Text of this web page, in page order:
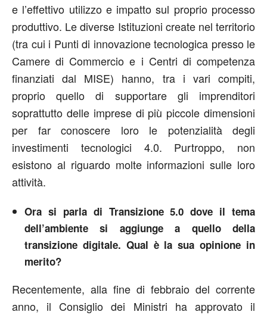
e l’effettivo utilizzo e impatto sul proprio processo
produttivo. Le diverse Istituzioni create nel territorio
(tra cui i Punti di innovazione tecnologica presso le
Camere di Commercio e i Centri di competenza
finanziati dal MISE) hanno, tra i vari compiti,
proprio quello di supportare gli imprenditori
soprattutto delle imprese di più piccole dimensioni
per far conoscere loro le potenzialità degli
investimenti tecnologici 4.0. Purtroppo, non
esistono al riguardo molte informazioni sulle loro
attività.
Ora si parla di Transizione 5.0 dove il tema
dell’ambiente si aggiunge a quello della
transizione digitale. Qual è la sua opinione in
merito?
Recentemente, alla fine di febbraio del corrente
anno, il Consiglio dei Ministri ha approvato il